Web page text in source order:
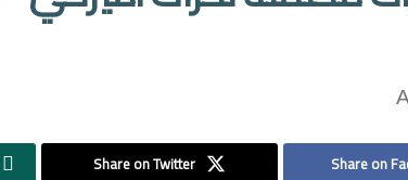
A
Share on
Share on Twitter